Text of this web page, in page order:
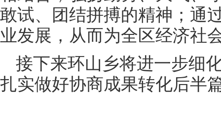
敢试、团结拼搏的精神；通
业发展，从而为全区经济社
接下来环山乡将进一步细
扎实做好协商成果转化后半